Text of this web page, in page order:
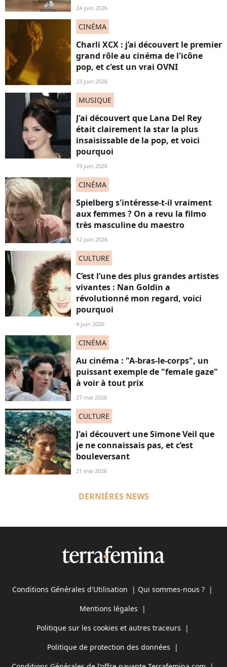
24 juin 2026
CINÉMA
Charli XCX : j’ai découvert le premier
grand rôle au cinéma de l'icône
pop, et c'est un vrai OVNI
23 juin 2026
MUSIQUE
J'ai découvert que Lana Del Rey
était clairement la star la plus
insaisissable de la pop, et voici
pourquoi
19 juin 2026
CINÉMA
Spielberg s'intéresse-t-il vraiment
aux femmes ? On a revu la filmo
très masculine du maestro
12 juin 2026
CULTURE
C’est l’une des plus grandes artistes
vivantes : Nan Goldin a
révolutionné mon regard, voici
pourquoi
4 juin 2026
CINÉMA
Au cinéma : "A-bras-le-corps", un
puissant exemple de "female gaze"
à voir à tout prix
27 mai 2026
CULTURE
J'ai découvert une Simone Veil que
je ne connaissais pas, et c’est
bouleversant
21 mai 2026
DERNIÈRES NEWS
Conditions Générales d'Utilisation | Qui sommes-nous ? |
Mentions légales |
Politique sur les cookies et autres traceurs |
Politique de protection des données |